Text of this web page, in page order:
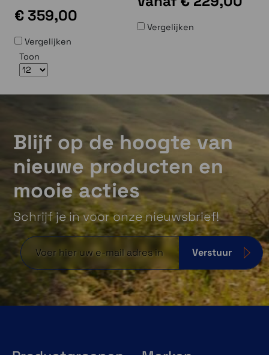
€ 359,00
Vergelijken
Vergelijken
Toon
Blijf op de hoogte van
nieuwe producten en
mooie acties
Schrijf je in voor onze nieuwsbrief!
Verstuur